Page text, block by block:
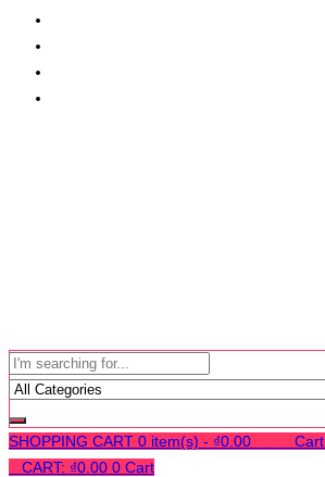
SHOPPING CART 0 item(s) - ₫0.00 Cart
CART: ₫0.00 0 Cart